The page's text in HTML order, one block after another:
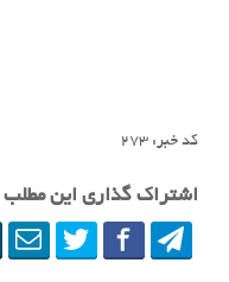
کد خبر: ٢٧٣
اشتراک گذاری این مطلب